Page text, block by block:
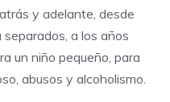
y adelante, desde
a los años
un niño pequeño, para
abusos y alcoholismo.